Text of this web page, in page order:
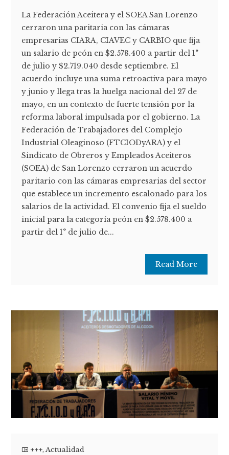
La Federación Aceitera y el SOEA San Lorenzo
cerraron una paritaria con las cámaras
empresarias CIARA, CIAVEC y CARBIO que fija
un salario de peón en $2.578.400 a partir del 1°
de julio y $2.719.040 desde septiembre. El
acuerdo incluye una suma retroactiva para mayo
y junio y llega tras la huelga nacional del 27 de
mayo, en un contexto de fuerte tensión por la
reforma laboral impulsada por el gobierno. La
Federación de Trabajadores del Complejo
Industrial Oleaginoso (FTCIODyARA) y el
Sindicato de Obreros y Empleados Aceiteros
(SOEA) de San Lorenzo cerraron un acuerdo
paritario con las cámaras empresarias del sector
que establece un incremento escalonado para los
salarios de la actividad. El convenio fija el sueldo
inicial para la categoría peón en $2.578.400 a
partir del 1° de julio de...
Read More
+++,Actualidad